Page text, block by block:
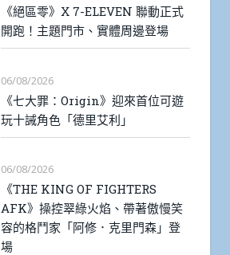
《絕區零》X 7-ELEVEN 聯動正式
開跑！主題門市、實體周邊登場
06/08/2026
《七大罪：Origin》迎來首位可遊
玩十誡角色「德里艾利」
06/08/2026
《THE KING OF FIGHTERS
AFK》操控翠綠火焰、帶著傲慢笑
容的格鬥家「阿修．克里門森」登
場